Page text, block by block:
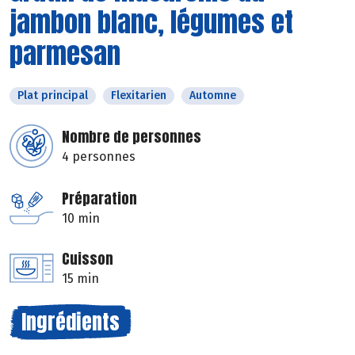
jambon blanc, légumes et
parmesan
Plat principal Flexitarien Automne
Nombre de personnes
4 personnes
Préparation
10 min
Cuisson
15 min
Ingrédients